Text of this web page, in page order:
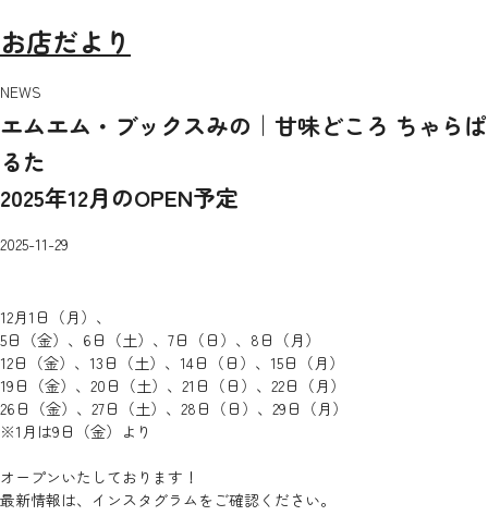
お店だより
NEWS
エムエム・ブックスみの｜甘味どころ ちゃらぱ
るた
2025年12月のOPEN予定
2025-11-29
12月1日（月）、
5日（金）、6日（土）、7日（日）、8日（月）
12日（金）、13日（土）、14日（日）、15日（月）
19日（金）、20日（土）、21日（日）、22日（月）
26日（金）、27日（土）、28日（日）、29日（月）
※1月は9日（金）より
オープンいたしております！
最新情報は、インスタグラムをご確認ください。